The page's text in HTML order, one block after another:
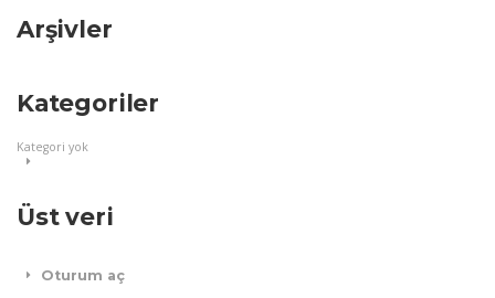
Arşivler
Kategoriler
Kategori yok
Üst veri
Oturum aç